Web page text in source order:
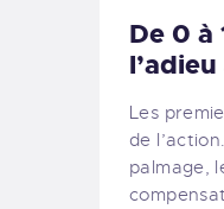
De 0 à
Les
de
palmage,